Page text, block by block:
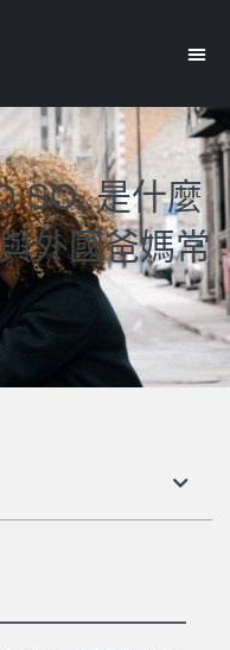
SO. 是什麼
外國爸媽常